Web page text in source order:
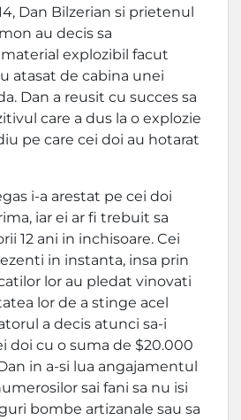
Dan Bilzerian si prietenul
au decis sa
explozibil facut
atasat de cabina unei
Dan a reusit cu succes sa
care a dus la o explozie
pe care cei doi au hotarat
i-a arestat pe cei doi
iar ei ar fi trebuit sa
12 ani in inchisoare. Cei
in instanta, insa prin
lor au pledat vinovati
lor de a stinge acel
a decis atunci sa-i
doi cu o suma de $20.000
in a-si lua angajamentul
sai fani sa nu isi
bombe artizanale sau sa